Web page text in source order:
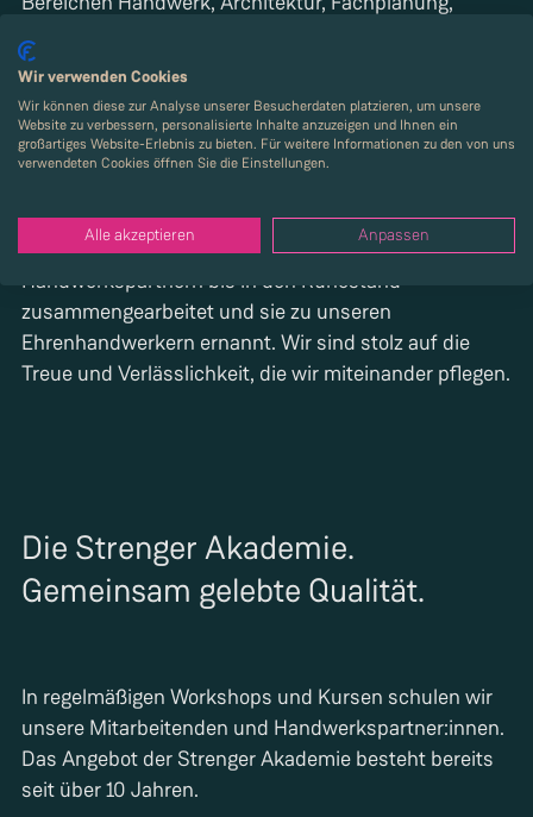
Banken und viele mehr.
Neben dem gemeinsamen Austausch der zuletzt über
250 Gäste, verleihen wir an besonders verdient
gemachte Handwerks- und Architekturpartner:innen
Über die Jahrzehnte haben wir bereits mit mehreren
Handwerkspartnern bis in den Ruhestand
zusammengearbeitet und sie zu unseren
Ehrenhandwerkern ernannt. Wir sind stolz auf die
Treue und Verlässlichkeit, die wir miteinander pflegen.
Die Strenger Akademie.
Gemeinsam gelebte Qualität.
In regelmäßigen Workshops und Kursen schulen wir
unsere Mitarbeitenden und Handwerkspartner:innen.
Das Angebot der Strenger Akademie besteht bereits
seit über 10 Jahren.
Wir verwenden Cookies
Wir können diese zur Analyse unserer Besucherdaten platzieren, um unsere
Website zu verbessern, personalisierte Inhalte anzuzeigen und Ihnen ein
großartiges Website-Erlebnis zu bieten. Für weitere Informationen zu den von uns
verwendeten Cookies öffnen Sie die Einstellungen.
Alle akzeptieren Anpassen